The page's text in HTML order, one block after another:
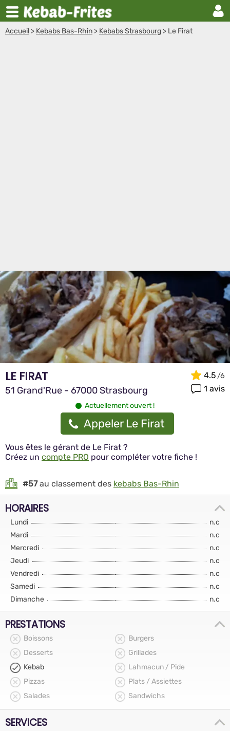
Accueil > Kebabs Bas-Rhin > Kebabs Strasbourg > Le Firat
LE FIRAT
51 Grand'Rue - 67000 Strasbourg
4.5
1 avis
Actuellement ouvert !
Appeler Le Firat
Vous êtes le gérant de Le Firat ?
Créez un compte PRO pour compléter votre fiche !
#57au classement des kebabs Bas-Rhin
HORAIRES
Lundi
n.c
Mardi
n.c
Mercredi
n.c
Jeudi
n.c
Vendredi
n.c
Samedi
n.c
Dimanche
n.c
PRESTATIONS
Boissons
Burgers
Desserts
Grillades
Kebab
Lahmacun / Pide
Pizzas
Plats / Assiettes
Salades
Sandwichs
SERVICES